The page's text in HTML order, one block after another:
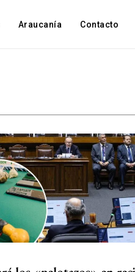
Araucanía Contacto